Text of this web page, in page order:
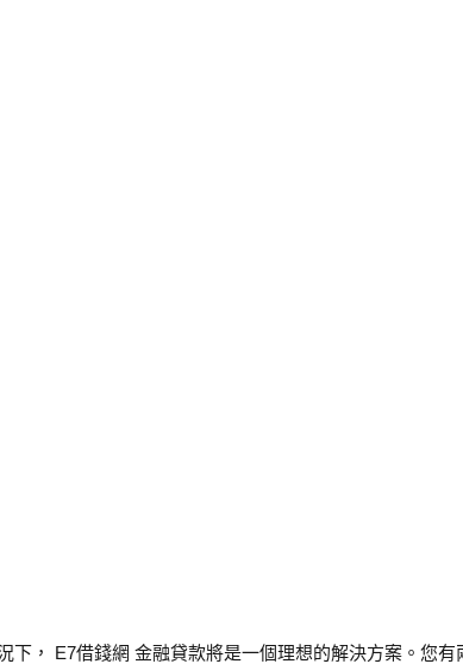
， E7借錢網 金融貸款將是一個理想的解決方案。您有